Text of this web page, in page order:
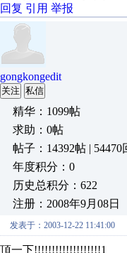
回复 引用 举报
gongkongedit
关注 私信
精华：1099帖
求助：0帖
帖子：14392帖 | 54470
年度积分：0
历史总积分：622
注册：2008年9月08日
发表于：2003-12-22 11:41:00
頂一下!!!!!!!!!!!!!!!!!!!1